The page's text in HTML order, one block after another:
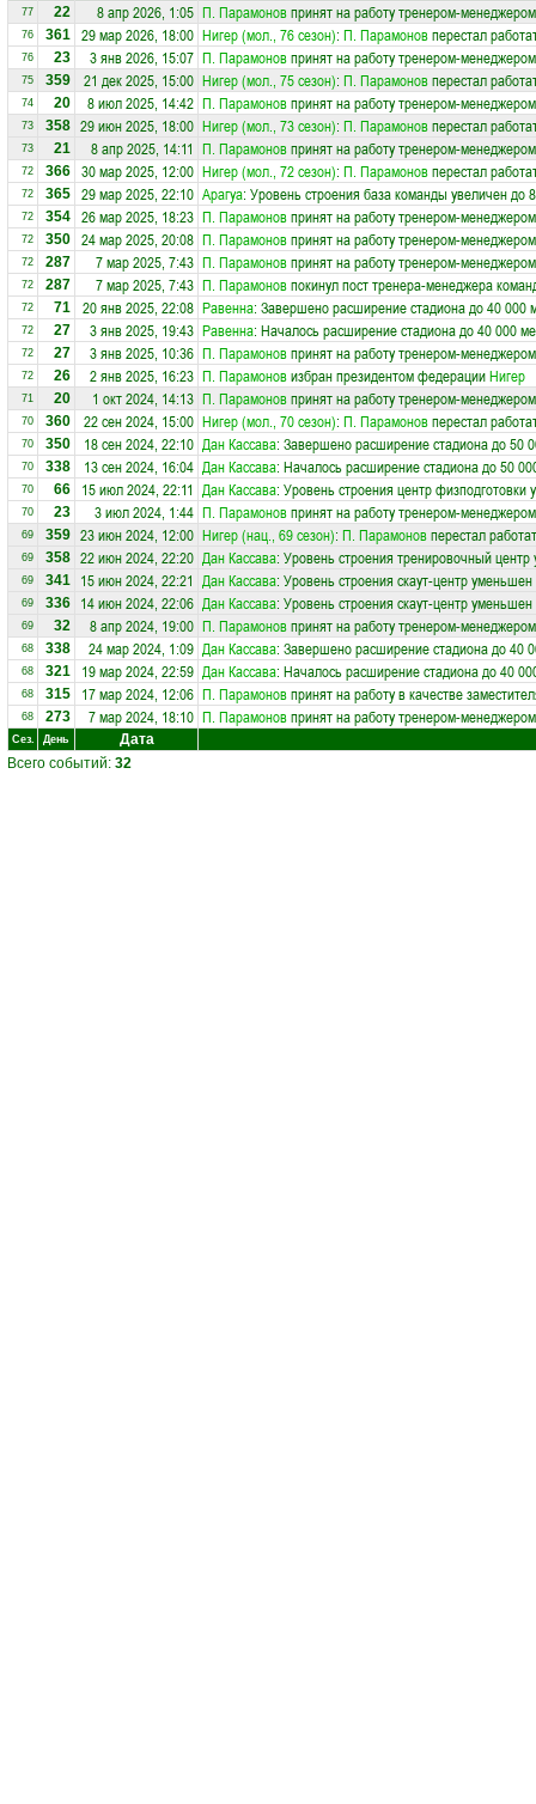
77 22 8 апр 2026, 1:05 П. Парамоновпринят на работу тренером-
76 361 29 мар 2026, 18:00 Нигер (мол., 76 сезон): П. Парамоновперестал
76 23 3 янв 2026, 15:07 П. Парамоновпринят на работу тренером-
75 359 21 дек 2025, 15:00 Нигер (мол., 75 сезон): П. Парамоновперестал
74 20 8 июл 2025, 14:42 П. Парамоновпринят на работу тренером-
73 358 29 июн 2025, 18:00 Нигер (мол., 73 сезон): П. Парамоновперестал
73 21 8 апр 2025, 14:11 П. Парамоновпринят на работу тренером-
72 366 30 мар 2025, 12:00 Нигер (мол., 72 сезон): П. Парамоновперестал
72 365 29 мар 2025, 22:10 Арагуа: Уровень строения база команды увеличен до
72 354 26 мар 2025, 18:23 П. Парамоновпринят на работу тренером-
72 350 24 мар 2025, 20:08 П. Парамоновпринят на работу тренером-
72 287 7 мар 2025, 7:43 П. Парамоновпринят на работу тренером-
72 287 7 мар 2025, 7:43 П. Парамоновпокинул пост тренера-менеджера
72 71 20 янв 2025, 22:08 Равенна: Завершено расширение стадиона до 40 000
72 27 3 янв 2025, 19:43 Равенна: Началось расширение стадиона до 40 000
72 27 3 янв 2025, 10:36 П. Парамоновпринят на работу тренером-
72 26 2 янв 2025, 16:23 П. Парамоновизбран президентом федерацииНигер
71 20 1 окт 2024, 14:13 П. Парамоновпринят на работу тренером-
70 360 22 сен 2024, 15:00 Нигер (мол., 70 сезон): П. Парамоновперестал
70 350 18 сен 2024, 22:10 Дан Кассава: Завершено расширение стадиона до 50
70 338 13 сен 2024, 16:04 Дан Кассава: Началось расширение стадиона до 50
70 66 15 июл 2024, 22:11 Дан Кассава: Уровень строения центр физподготовки
70 23 3 июл 2024, 1:44 П. Парамоновпринят на работу тренером-
69 359 23 июн 2024, 12:00 Нигер (нац., 69 сезон): П. Парамоновперестал
69 358 22 июн 2024, 22:20 Дан Кассава: Уровень строения тренировочный центр
69 341 15 июн 2024, 22:21 Дан Кассава: Уровень строения скаут-центр
69 336 14 июн 2024, 22:06 Дан Кассава: Уровень строения скаут-центр
69 32 8 апр 2024, 19:00 П. Парамоновпринят на работу тренером-
68 338 24 мар 2024, 1:09 Дан Кассава: Завершено расширение стадиона до 40
68 321 19 мар 2024, 22:59 Дан Кассава: Началось расширение стадиона до 40
68 315 17 мар 2024, 12:06 П. Парамоновпринят на работу в качестве
68 273 7 мар 2024, 18:10 П. Парамоновпринят на работу тренером-
Сез. День
Дата
Всего событий: 32